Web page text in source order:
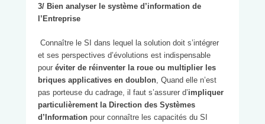
3/ Bien analyser le système d’information de
l’Entreprise
Connaître le SI dans lequel la solution doit s’intégrer
et ses perspectives d’évolutions est indispensable
pour éviter de réinventer la roue ou multiplier les
briques applicatives en doublon, Quand elle n’est
pas porteuse du cadrage, il faut s’assurer d’impliquer
particulièrement la Direction des Systèmes
d’Information pour connaître les capacités du SI